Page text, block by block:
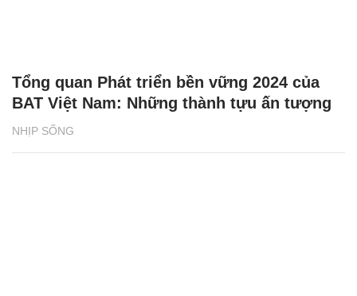
NHỊP SỐNG
Tổng quan Phát triển bền vững 2024 của
BAT Việt Nam: Những thành tựu ấn tượng